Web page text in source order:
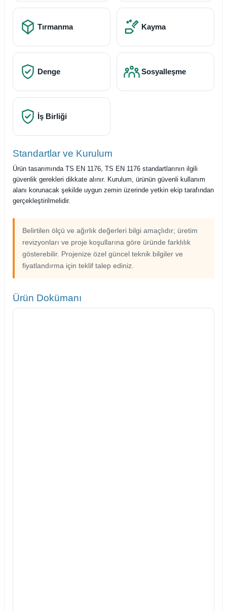
Tırmanma Kayma
Denge Sosyalleşme
İş Birliği
Standartlar ve Kurulum
Ürün tasarımında TS EN 1176, TS EN 1176 standartlarının ilgili
güvenlik gerekleri dikkate alınır. Kurulum, ürünün güvenli kullanım
alanı korunacak şekilde uygun zemin üzerinde yetkin ekip tarafından
gerçekleştirilmelidir.
Belirtilen ölçü ve ağırlık değerleri bilgi amaçlıdır; üretim
revizyonları ve proje koşullarına göre üründe farklılık
gösterebilir. Projenize özel güncel teknik bilgiler ve
fiyatlandırma için teklif talep ediniz.
Ürün Dokümanı